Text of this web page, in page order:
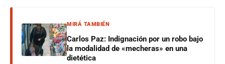
MIRÁ TAMBIÉN
Carlos Paz: Indignación por un robo bajo
la modalidad de «mecheras» en una
dietética